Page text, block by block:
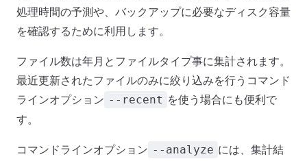
処理時間の予測や、バックアップに必要なディスク容量
を確認するために利用します。
ファイル数は年月とファイルタイプ事に集計されます。
最近更新されたファイルのみに絞り込みを行うコマンド
ラインオプション --recent を使う場合にも便利で
す。
コマンドラインオプション --analyze には、集計結